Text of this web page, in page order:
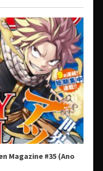
Magazine #35 (Ano